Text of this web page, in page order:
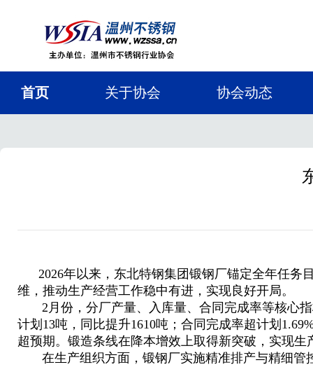
首页 关于协会 协会动态
2026年以来，东北特钢集团锻钢厂锚定全年任务
维，推动生产经营工作稳中有进，实现良好开局。
2月份，分厂产量、入库量、合同完成率等核心指
计划13吨，同比提升1610吨；合同完成率超计划
超预期。锻造条线在降本增效上取得新突破，实现生
在生产组织方面，锻钢厂实施精准排产与精细管